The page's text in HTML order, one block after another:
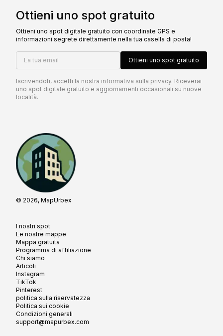
© 2026, MapUrbex
I nostri spot
Le nostre mappe
Mappa gratuita
Programma di affiliazione
Chi siamo
Articoli
Instagram
TikTok
Pinterest
politica sulla riservatezza
Politica sui cookie
Condizioni generali
support@mapurbex.com
Ottieni uno spot gratuito
Ottieni uno spot digitale gratuito con coordinate GPS e
informazioni segrete direttamente nella tua casella di posta!
La tua email Ottieni uno spot gratuito
Iscrivendoti, accetti la nostra informativa sulla privacy. Riceverai
uno spot digitale gratuito e aggiornamenti occasionali su nuove
località.